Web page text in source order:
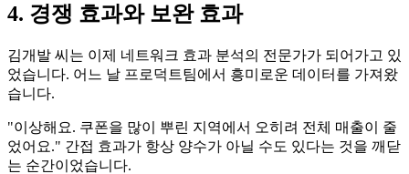
4. 경쟁 효과와 보완 효과
김개발 씨는 이제 네트워크 효과 분석의 전문가가 되어가고 있
었습니다. 어느 날 프로덕트팀에서 흥미로운 데이터를 가져왔
습니다.
"이상해요. 쿠폰을 많이 뿌린 지역에서 오히려 전체 매출이 줄
었어요." 간접 효과가 항상 양수가 아닐 수도 있다는 것을 깨닫
는 순간이었습니다.